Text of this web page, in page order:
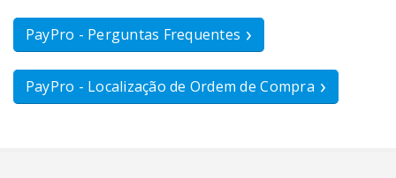
PayPro - Perguntas Frequentes
PayPro - Localização de Ordem de Compra